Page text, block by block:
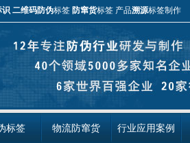
识 二维码防伪标签 防窜货标签 产品溯源标签制作
标签 物流防窜货 行业应用案例